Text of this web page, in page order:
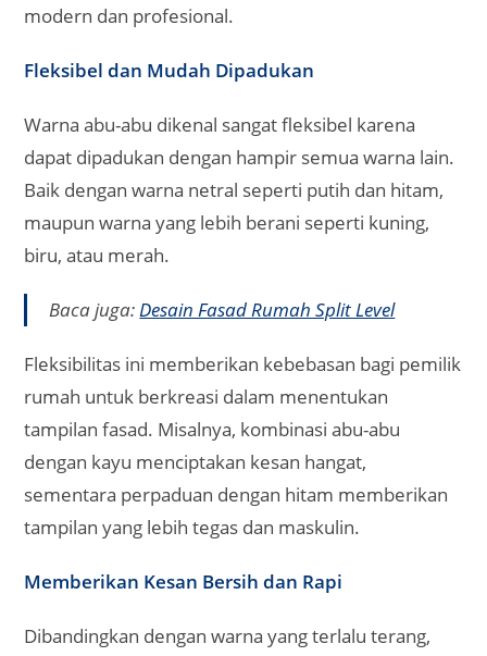
modern dan profesional.
Fleksibel dan Mudah Dipadukan
Warna abu-abu dikenal sangat fleksibel karena
dapat dipadukan dengan hampir semua warna lain.
Baik dengan warna netral seperti putih dan hitam,
maupun warna yang lebih berani seperti kuning,
biru, atau merah.
Baca juga:Desain Fasad Rumah Split Level
Fleksibilitas ini memberikan kebebasan bagi pemilik
rumah untuk berkreasi dalam menentukan
tampilan fasad. Misalnya, kombinasi abu-abu
dengan kayu menciptakan kesan hangat,
sementara perpaduan dengan hitam memberikan
tampilan yang lebih tegas dan maskulin.
Memberikan Kesan Bersih dan Rapi
Dibandingkan dengan warna yang terlalu terang,